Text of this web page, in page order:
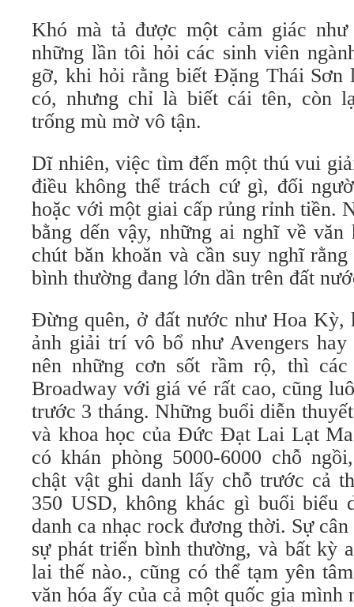
Khó mà tả được một cảm giác
những lần tôi hỏi các sinh viên
gỡ, khi hỏi rằng biết Đặng Thái
có, nhưng chỉ là biết cái tên, còn
trống mù mờ vô tận.
Dĩ nhiên, việc tìm đến một thú vui
điều không thể trách cứ gì, đối
hoặc với một giai cấp rủng rỉnh tiền.
bằng dến vậy, những ai nghĩ về văn
chút băn khoăn và cần suy nghĩ
bình thường đang lớn dần trên đất
Đừng quên, ở đất nước như Hoa Kỳ,
ảnh giải trí vô bổ như Avengers
nên những cơn sốt rầm rộ, thì
Broadway với giá vé rất cao, cũng
trước 3 tháng. Những buổi diễn
và khoa học của Đức Đạt Lai Lạt
có khán phòng 5000-6000 chỗ
chật vật ghi danh lấy chỗ trước cả
350 USD, không khác gì buổi biểu
danh ca nhạc rock đương thời. Sự
sự phát triển bình thường, và bất kỳ
lai thế nào., cũng có thể tạm yên
văn hóa ấy của cả một quốc gia mình